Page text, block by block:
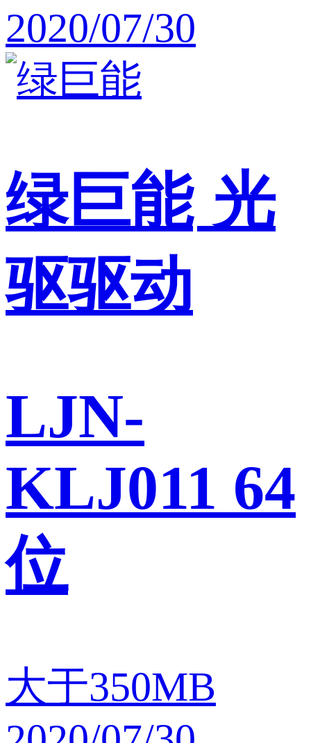
2020/07/30
绿巨能 光
驱驱动
LJN-
KLJ011 64
位
大于350MB